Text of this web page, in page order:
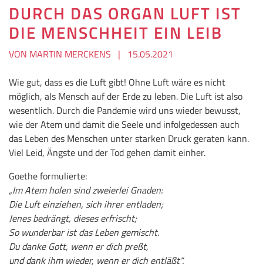
DURCH DAS ORGAN LUFT IST
DIE MENSCHHEIT EIN LEIB
VON MARTIN MERCKENS |
15.05.2021
Wie gut, dass es die Luft gibt! Ohne Luft wäre es nicht
möglich, als Mensch auf der Erde zu leben. Die Luft ist also
wesentlich. Durch die Pandemie wird uns wieder bewusst,
wie der Atem und damit die Seele und infolgedessen auch
das Leben des Menschen unter starken Druck geraten kann.
Viel Leid, Ängste und der Tod gehen damit einher.
Goethe formulierte:
„Im Atem holen sind zweierlei Gnaden:
Die Luft einziehen, sich ihrer entladen;
Jenes bedrängt, dieses erfrischt;
So wunderbar ist das Leben gemischt.
Du danke Gott, wenn er dich preßt,
und dank ihm wieder, wenn er dich entläßt“.